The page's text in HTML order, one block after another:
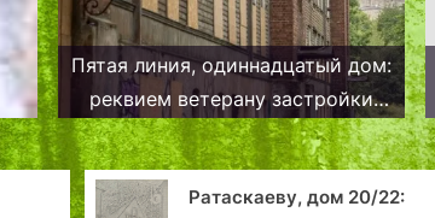
Пятая линия, одиннадцатый дом:
реквием ветерану застройки
Копли в Таллине
Ратаскаеву, дом 20/22: